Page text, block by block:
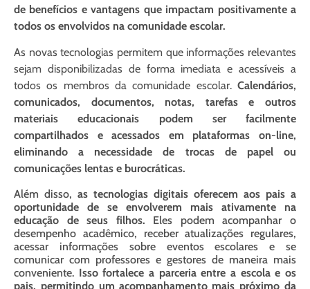
de benefícios e vantagens que impactam positivamente a
todos os envolvidos na comunidade escolar.
As novas tecnologias permitem que informações relevantes
sejam disponibilizadas de forma imediata e acessíveis a
todos os membros da comunidade escolar. Calendários,
comunicados, documentos, notas, tarefas e outros
materiais educacionais podem ser facilmente
compartilhados e acessados ​​em plataformas on-line,
eliminando a necessidade de trocas de papel ou
comunicações lentas e burocráticas.
Além disso, as tecnologias digitais oferecem aos pais a
oportunidade de se envolverem mais ativamente na
educação de seus filhos. Eles podem acompanhar o
desempenho acadêmico, receber atualizações regulares,
acessar informações sobre eventos escolares e se
comunicar com professores e gestores de maneira mais
conveniente. Isso fortalece a parceria entre a escola e os
pais, permitindo um acompanhamento mais próximo da